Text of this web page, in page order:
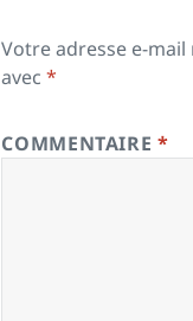
Votre adresse e-mail
avec*
COMMENTAIRE*